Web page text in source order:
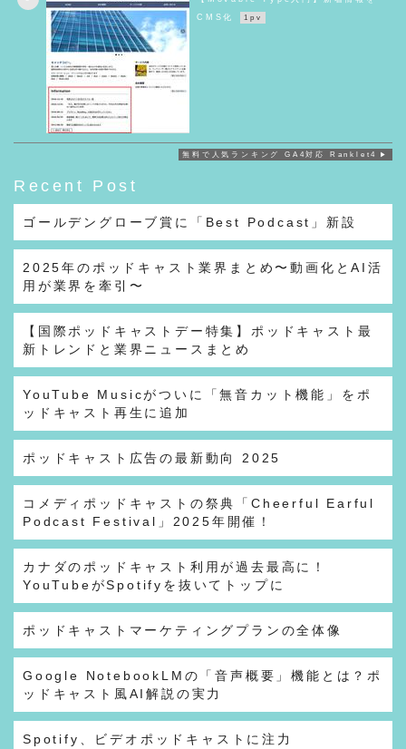
CMS化
1pv
無料で人気ランキング GA4対応 Ranklet4
Recent Post
ゴールデングローブ賞に「Best Podcast」新設
2025年のポッドキャスト業界まとめ〜動画化とAI活
用が業界を牽引〜
【国際ポッドキャストデー特集】ポッドキャスト最
新トレンドと業界ニュースまとめ
YouTube Musicがついに「無音カット機能」をポ
ッドキャスト再生に追加
ポッドキャスト広告の最新動向 2025
コメディポッドキャストの祭典「Cheerful Earful
Podcast Festival」2025年開催！
カナダのポッドキャスト利用が過去最高に！
YouTubeがSpotifyを抜いてトップに
ポッドキャストマーケティングプランの全体像
Google NotebookLMの「音声概要」機能とは？ポ
ッドキャスト風AI解説の実力
Spotify、ビデオポッドキャストに注力